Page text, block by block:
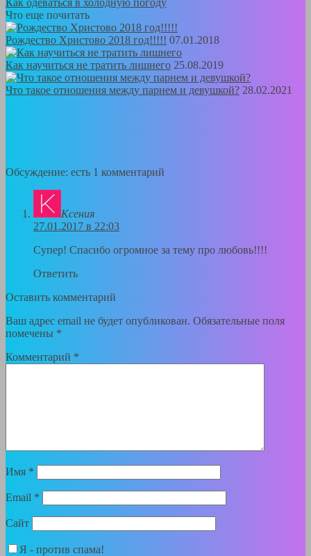
Что еще почитать
Рождество Христово 2018 год!!!!! 07.01.2018
Как научиться не тратить лишнего 25.08.2019
Что такое отношения между парнем и девушкой? 28.02.2021
Обсуждение: есть 1 комментарий
Ксения
27.01.2017 в 22:03
Супер! Спасибо огромное за тему про любовь!!!!
Ответить
Оставить комментарий
Ваш адрес email не будет опубликован. Обязательные поля
помечены *
Комментарий *
Имя *
Email *
Сайт
Я - против спама!